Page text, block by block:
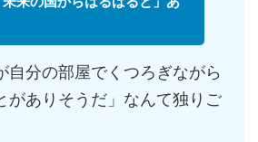
自分の部屋でくつろぎながら
がありそうだ」なんて独りご